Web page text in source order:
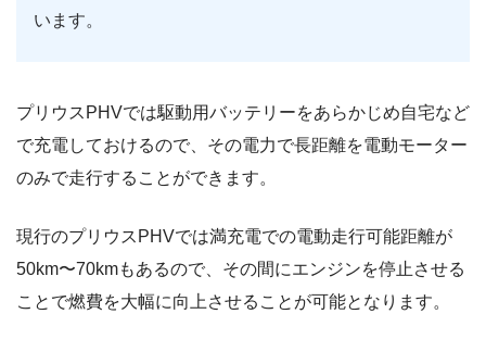
います。
プリウスPHVでは駆動用バッテリーをあらかじめ自宅など
で充電しておけるので、その電力で長距離を電動モーター
のみで走行することができます。
現行のプリウスPHVでは満充電での電動走行可能距離が
50km〜70kmもあるので、その間にエンジンを停止させる
ことで燃費を大幅に向上させることが可能となります。